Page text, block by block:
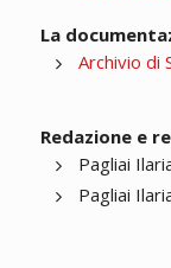
La
Archivio di
Redazione e
Pagliai
Pagliai